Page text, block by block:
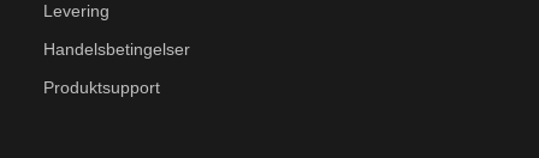
Levering
Handelsbetingelser
Produktsupport